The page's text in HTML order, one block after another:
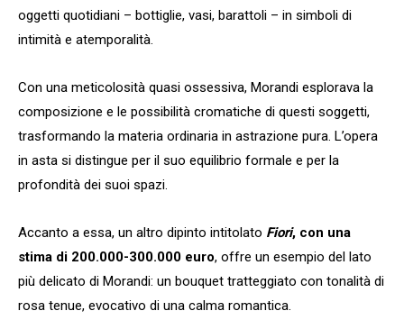
oggetti quotidiani – bottiglie, vasi, barattoli – in simboli di
intimità e atemporalità.
Con una meticolosità quasi ossessiva, Morandi esplorava la
composizione e le possibilità cromatiche di questi soggetti,
trasformando la materia ordinaria in astrazione pura. L’opera
in asta si distingue per il suo equilibrio formale e per la
profondità dei suoi spazi.
Accanto a essa, un altro dipinto intitolato Fiori, con una
stima di 200.000-300.000 euro, offre un esempio del lato
più delicato di Morandi: un bouquet tratteggiato con tonalità di
rosa tenue, evocativo di una calma romantica.